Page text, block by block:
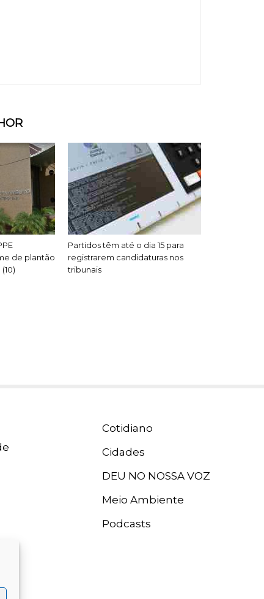
de plantão
Partidos têm até o dia 15 para
registrarem candidaturas nos
tribunais
Cotidiano
Cidades
DEU NO NOSSA VOZ
Meio Ambiente
Podcasts